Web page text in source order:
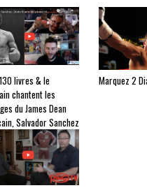
livres & le
chantent les
du James Dean
Salvador Sanchez
Marquez 2